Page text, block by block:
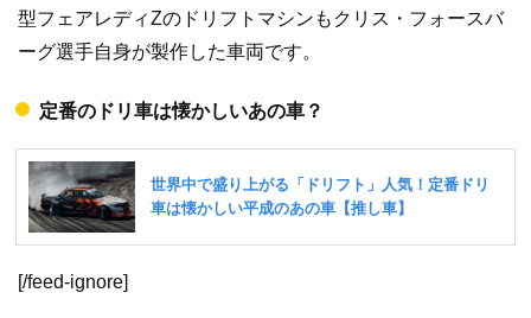
型フェアレディZのドリフトマシンもクリス・フォースバ
ーグ選手自身が製作した車両です。
定番のドリ車は懐かしいあの車？
[/feed-ignore]